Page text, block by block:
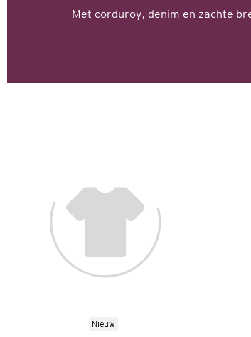
Met corduroy, denim en zachte
Nieuw